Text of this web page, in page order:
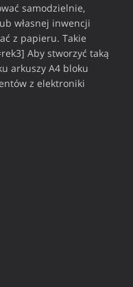
samodzielnie,
własnej inwencji
z papieru. Takie
Aby stworzyć taką
arkuszy A4 bloku
z elektroniki